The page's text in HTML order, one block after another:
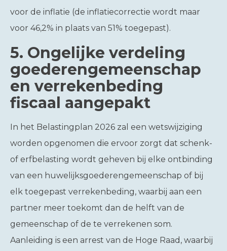
voor de inflatie (de inflatiecorrectie wordt maar
voor 46,2% in plaats van 51% toegepast).
5. Ongelijke verdeling
goederengemeenschap
en verrekenbeding
fiscaal aangepakt
In het Belastingplan 2026 zal een wetswijziging
worden opgenomen die ervoor zorgt dat schenk-
of erfbelasting wordt geheven bij elke ontbinding
van een huwelijksgoederengemeenschap of bij
elk toegepast verrekenbeding, waarbij aan een
partner meer toekomt dan de helft van de
gemeenschap of de te verrekenen som.
Aanleiding is een arrest van de Hoge Raad, waarbij